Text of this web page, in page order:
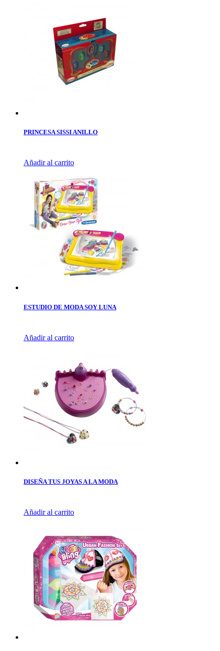
PRINCESA SISSI ANILLO
Añadir al carrito
ESTUDIO DE MODA SOY LUNA
Añadir al carrito
DISEÑA TUS JOYAS A LA MODA
Añadir al carrito